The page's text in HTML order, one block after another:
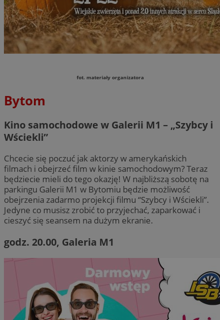
fot. materiały organizatora
Bytom
Kino samochodowe w Galerii M1 – „Szybcy i
Wściekli”
Chcecie się poczuć jak aktorzy w amerykańskich
filmach i obejrzeć film w kinie samochodowym? Teraz
będziecie mieli do tego okazję! W najbliższą sobotę na
parkingu Galerii M1 w Bytomiu będzie możliwość
obejrzenia zadarmo projekcji filmu “Szybcy i Wściekli”.
Jedyne co musisz zrobić to przyjechać, zaparkować i
cieszyć się seansem na dużym ekranie.
godz. 20.00, Galeria M1